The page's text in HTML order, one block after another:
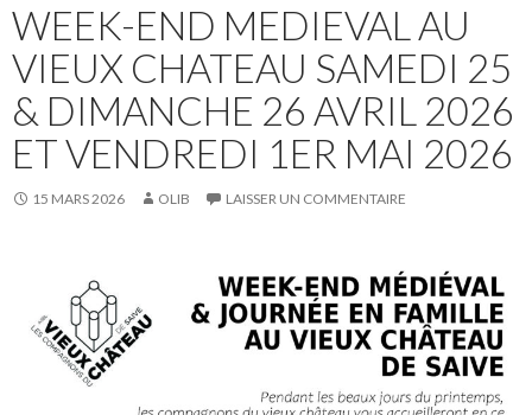
WEEK-END MEDIEVAL AU
VIEUX CHATEAU SAMEDI 25
& DIMANCHE 26 AVRIL 2026
ET VENDREDI 1ER MAI 2026
15 MARS 2026 OLIB LAISSER UN COMMENTAIRE